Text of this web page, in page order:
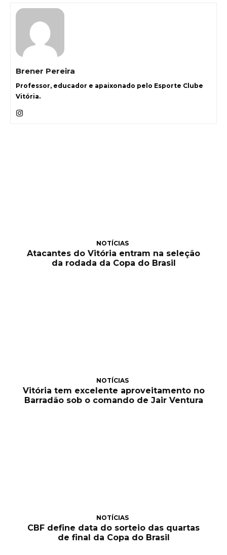
Brener Pereira
Professor, educador e apaixonado pelo Esporte Clube
Vitória.
NOTÍCIAS
Atacantes do Vitória entram na seleção
da rodada da Copa do Brasil
NOTÍCIAS
Vitória tem excelente aproveitamento no
Barradão sob o comando de Jair Ventura
NOTÍCIAS
CBF define data do sorteio das quartas
de final da Copa do Brasil